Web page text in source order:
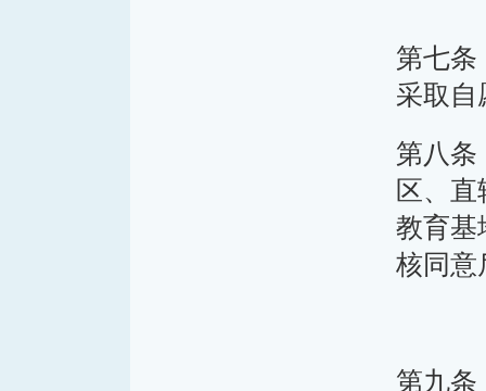
第七条
采取自
第八条
区、
教育基
核同意
第九条